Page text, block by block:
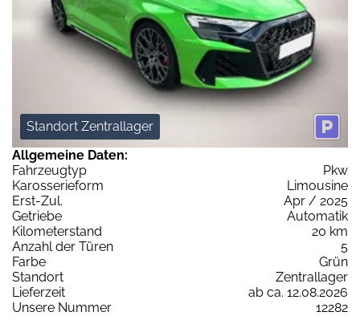
Standort Zentrallager
Allgemeine Daten:
Fahrzeugtyp
Pkw
Karosserieform
Limousine
Erst-Zul.
Apr / 2025
Getriebe
Automatik
Kilometerstand
20 km
Anzahl der Türen
5
Farbe
Grün
Standort
Zentrallager
Lieferzeit
ab ca. 12.08.2026
Unsere Nummer
12282